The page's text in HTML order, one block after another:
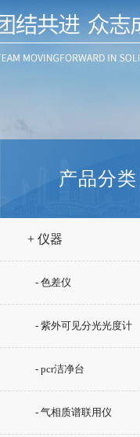
产品分类
+ 仪器
- 色差仪
- 紫外可见分光光度计
- pcr洁净台
- 气相质谱联用仪